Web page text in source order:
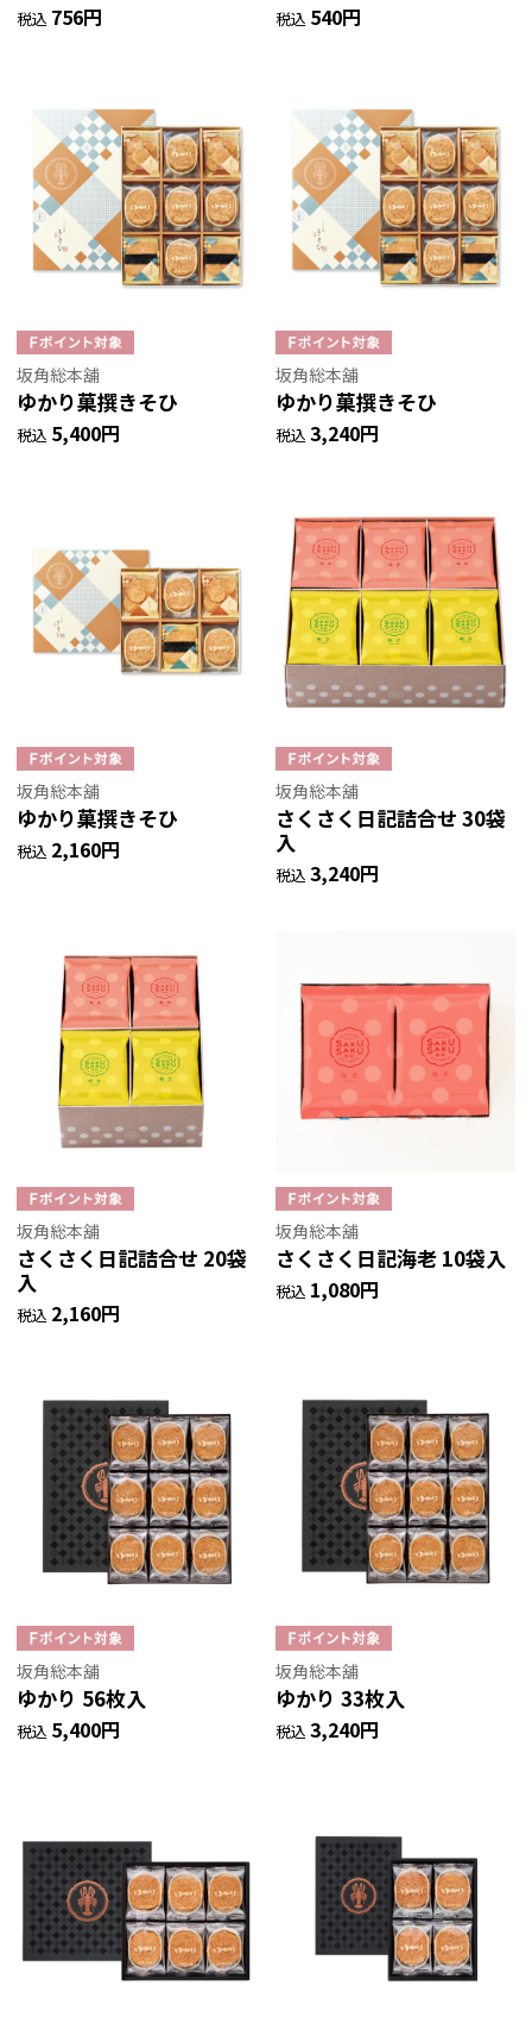
税込 756円 税込 540円
坂角総本舖
ゆかり菓撰きそひ
税込 5,400円
坂角総本舖
ゆかり菓撰きそひ
税込 3,240円
坂角総本舖
ゆかり菓撰きそひ
税込 2,160円
坂角総本舖
さくさく日記詰合せ 30袋
入
税込 3,240円
坂角総本舖
さくさく日記詰合せ 20袋
入
税込 2,160円
坂角総本舖
さくさく日記海老 10袋入
税込 1,080円
坂角総本舖
ゆかり 56枚入
税込 5,400円
坂角総本舖
ゆかり 33枚入
税込 3,240円